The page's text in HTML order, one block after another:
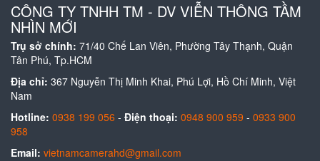
CÔNG TY TNHH TM - DV VIỄN THÔNG TẦM
NHÌN MỚI
Trụ sở chính: 71/40 Chế Lan Viên, Phường Tây Thạnh, Quận
Tân Phú, Tp.HCM
Địa chỉ: 367 Nguyễn Thị Minh Khai, Phú Lợi, Hồ Chí Minh, Việt
Nam
Hotline: 0938 199 056 - Điện thoại: 0948 900 959 - 0933 900
958
Email: vietnamcamerahd@gmail.com